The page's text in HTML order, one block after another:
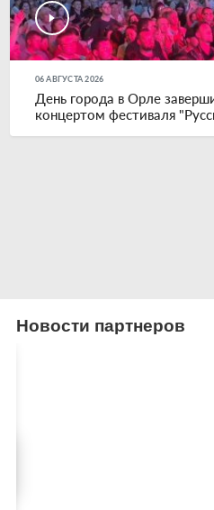
06 АВГУСТА 2026
День города в Орле
концертом фестиваля
Новости партнеров